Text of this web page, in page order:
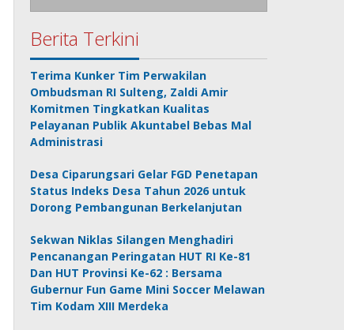
Berita Terkini
Terima Kunker Tim Perwakilan
Ombudsman RI Sulteng, Zaldi Amir
Komitmen Tingkatkan Kualitas
Pelayanan Publik Akuntabel Bebas Mal
Administrasi
Desa Ciparungsari Gelar FGD Penetapan
Status Indeks Desa Tahun 2026 untuk
Dorong Pembangunan Berkelanjutan
Sekwan Niklas Silangen Menghadiri
Pencanangan Peringatan HUT RI Ke-81
Dan HUT Provinsi Ke-62 : Bersama
Gubernur Fun Game Mini Soccer Melawan
Tim Kodam XIII Merdeka